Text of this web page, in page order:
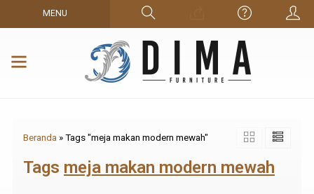
MENU
Beranda »Tags "meja makan modern mewah"
Tags meja makan modern mewah